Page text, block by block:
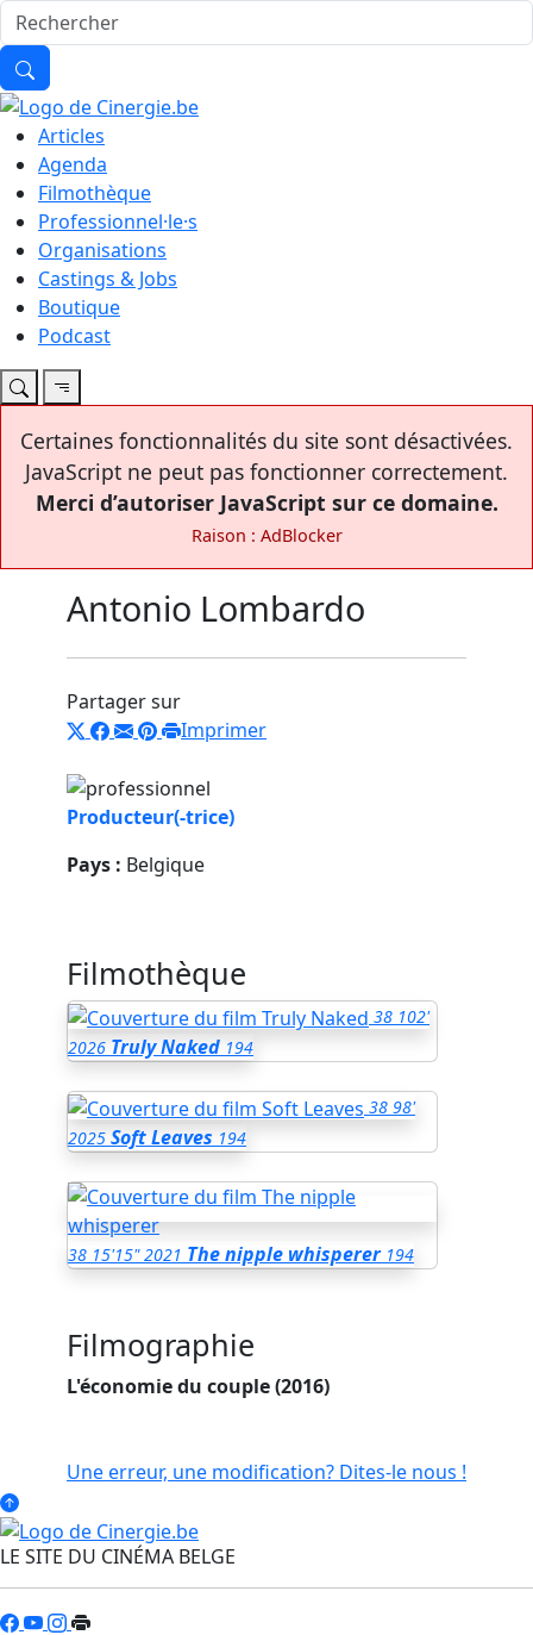
Articles
Agenda
Filmothèque
Professionnel·le·s
Organisations
Castings & Jobs
Boutique
Podcast
Certaines fonctionnalités du site sont désactivées.
JavaScript ne peut pas fonctionner correctement.
Merci d’autoriser JavaScript sur ce domaine.
Raison : AdBlocker
Antonio Lombardo
Partager sur
Imprimer
Producteur(-trice)
Pays : Belgique
Filmothèque
38 102'
2026 Truly Naked 194
38 98'
2025 Soft Leaves 194
38 15'15" 2021 The nipple whisperer 194
Filmographie
L'économie du couple (2016)
Une erreur, une modification? Dites-le nous !
LE SITE DU CINÉMA BELGE